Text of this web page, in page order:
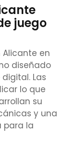
juego
en
diseñado
Las
lo que
su
y una
para la